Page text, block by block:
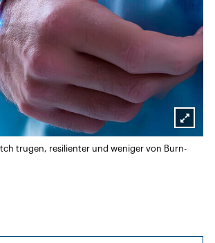
Lightbox
öffnen
trugen, resilienter und weniger von Burn-